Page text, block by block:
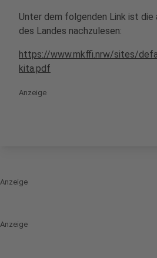
Anzeige
Unter dem folgenden Link ist die
des Landes nachzulesen:
https://www.mkffi.nrw/sites/
kita.pdf
Anzeige
Anzeige